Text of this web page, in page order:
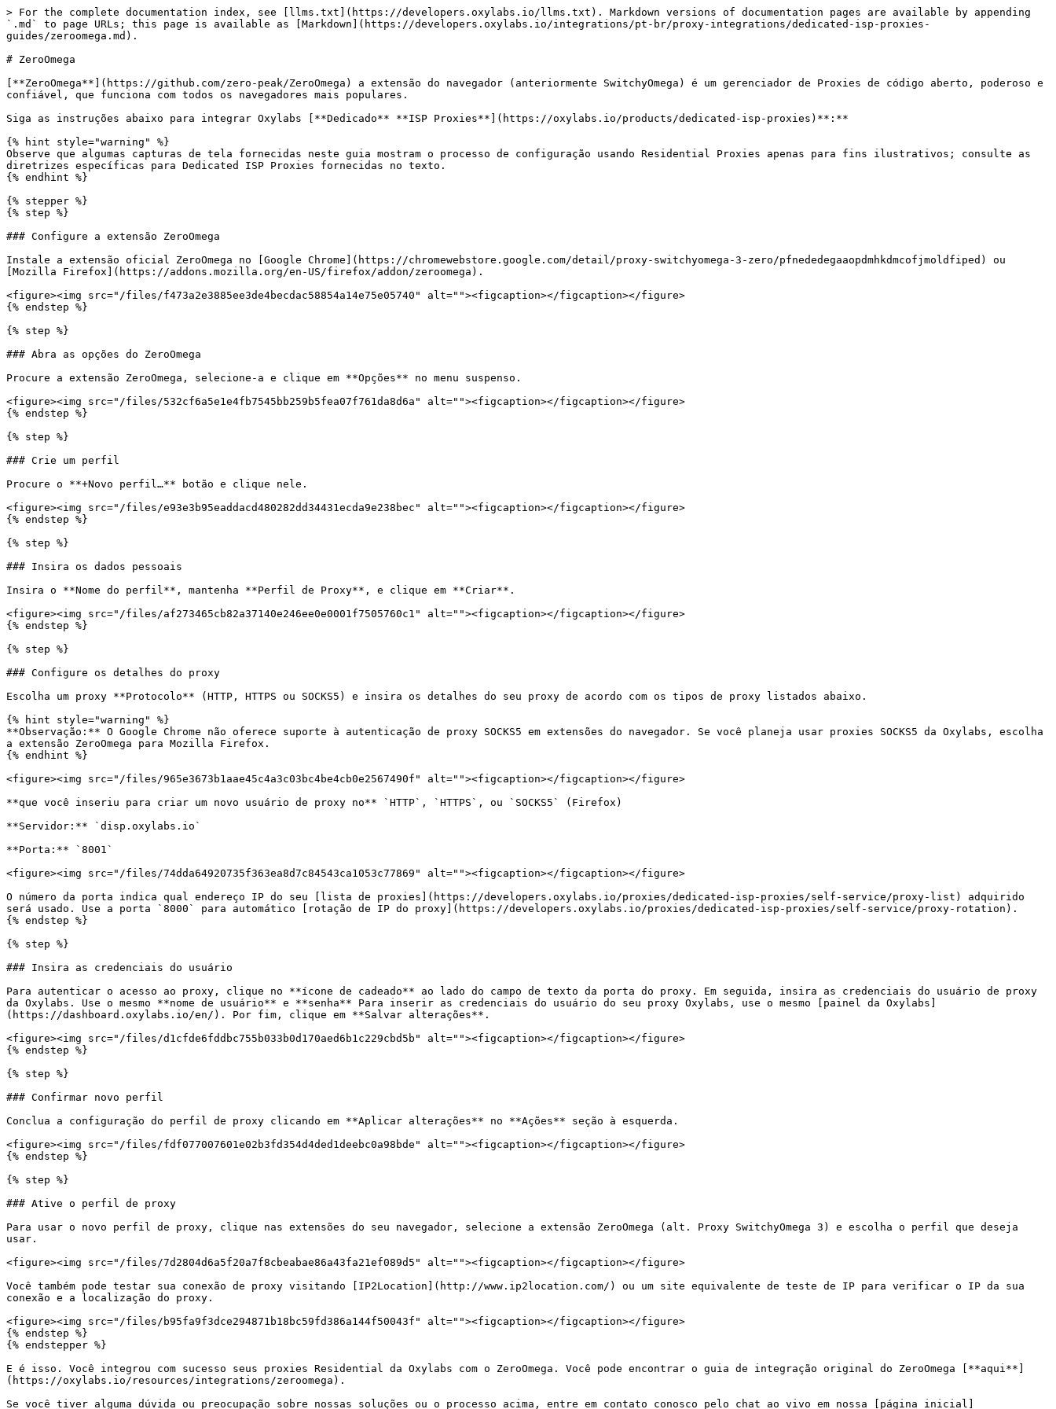
> For the complete documentation index, see [llms.txt](https://developers.oxylabs.io/llms.txt). Markdown versions of documentation pages are available by appending
`.md` to page URLs; this page is available as [Markdown](https://developers.oxylabs.io/integrations/pt-br/proxy-integrations/dedicated-isp-proxies-
guides/zeroomega.md).
# ZeroOmega
[**ZeroOmega**](https://github.com/zero-peak/ZeroOmega) a extensão do navegador (anteriormente SwitchyOmega) é um gerenciador de Proxies de código aberto, poderoso e
confiável, que funciona com todos os navegadores mais populares.
Siga as instruções abaixo para integrar Oxylabs [**Dedicado** **ISP Proxies**](https://oxylabs.io/products/dedicated-isp-proxies)**:**
{% hint style="warning" %}
Observe que algumas capturas de tela fornecidas neste guia mostram o processo de configuração usando Residential Proxies apenas para fins ilustrativos; consulte as
diretrizes específicas para Dedicated ISP Proxies fornecidas no texto.
{% endhint %}
{% stepper %}
{% step %}
### Configure a extensão ZeroOmega
Instale a extensão oficial ZeroOmega no [Google Chrome](https://chromewebstore.google.com/detail/proxy-switchyomega-3-zero/pfnededegaaopdmhkdmcofjmoldfiped) ou
[Mozilla Firefox](https://addons.mozilla.org/en-US/firefox/addon/zeroomega).
<figure><img src="/files/f473a2e3885ee3de4becdac58854a14e75e05740" alt=""><figcaption></figcaption></figure>
{% endstep %}
{% step %}
### Abra as opções do ZeroOmega
Procure a extensão ZeroOmega, selecione-a e clique em **Opções** no menu suspenso.
<figure><img src="/files/532cf6a5e1e4fb7545bb259b5fea07f761da8d6a" alt=""><figcaption></figcaption></figure>
{% endstep %}
{% step %}
### Crie um perfil
Procure o **+Novo perfil…** botão e clique nele.
<figure><img src="/files/e93e3b95eaddacd480282dd34431ecda9e238bec" alt=""><figcaption></figcaption></figure>
{% endstep %}
{% step %}
### Insira os dados pessoais
Insira o **Nome do perfil**, mantenha **Perfil de Proxy**, e clique em **Criar**.
<figure><img src="/files/af273465cb82a37140e246ee0e0001f7505760c1" alt=""><figcaption></figcaption></figure>
{% endstep %}
{% step %}
### Configure os detalhes do proxy
Escolha um proxy **Protocolo** (HTTP, HTTPS ou SOCKS5) e insira os detalhes do seu proxy de acordo com os tipos de proxy listados abaixo.
{% hint style="warning" %}
**Observação:** O Google Chrome não oferece suporte à autenticação de proxy SOCKS5 em extensões do navegador. Se você planeja usar proxies SOCKS5 da Oxylabs, escolha
a extensão ZeroOmega para Mozilla Firefox.
{% endhint %}
<figure><img src="/files/965e3673b1aae45c4a3c03bc4be4cb0e2567490f" alt=""><figcaption></figcaption></figure>
**que você inseriu para criar um novo usuário de proxy no** `HTTP`, `HTTPS`, ou `SOCKS5` (Firefox)
**Servidor:** `disp.oxylabs.io`
**Porta:** `8001`
<figure><img src="/files/74dda64920735f363ea8d7c84543ca1053c77869" alt=""><figcaption></figcaption></figure>
O número da porta indica qual endereço IP do seu [lista de proxies](https://developers.oxylabs.io/proxies/dedicated-isp-proxies/self-service/proxy-list) adquirido
será usado. Use a porta `8000` para automático [rotação de IP do proxy](https://developers.oxylabs.io/proxies/dedicated-isp-proxies/self-service/proxy-rotation).
{% endstep %}
{% step %}
### Insira as credenciais do usuário
Para autenticar o acesso ao proxy, clique no **ícone de cadeado** ao lado do campo de texto da porta do proxy. Em seguida, insira as credenciais do usuário de proxy
da Oxylabs. Use o mesmo **nome de usuário** e **senha** Para inserir as credenciais do usuário do seu proxy Oxylabs, use o mesmo [painel da Oxylabs]
(https://dashboard.oxylabs.io/en/). Por fim, clique em **Salvar alterações**.
<figure><img src="/files/d1cfde6fddbc755b033b0d170aed6b1c229cbd5b" alt=""><figcaption></figcaption></figure>
{% endstep %}
{% step %}
### Confirmar novo perfil
Conclua a configuração do perfil de proxy clicando em **Aplicar alterações** no **Ações** seção à esquerda.
<figure><img src="/files/fdf077007601e02b3fd354d4ded1deebc0a98bde" alt=""><figcaption></figcaption></figure>
{% endstep %}
{% step %}
### Ative o perfil de proxy
Para usar o novo perfil de proxy, clique nas extensões do seu navegador, selecione a extensão ZeroOmega (alt. Proxy SwitchyOmega 3) e escolha o perfil que deseja
usar.
<figure><img src="/files/7d2804d6a5f20a7f8cbeabae86a43fa21ef089d5" alt=""><figcaption></figcaption></figure>
Você também pode testar sua conexão de proxy visitando [IP2Location](http://www.ip2location.com/) ou um site equivalente de teste de IP para verificar o IP da sua
conexão e a localização do proxy.
<figure><img src="/files/b95fa9f3dce294871b18bc59fd386a144f50043f" alt=""><figcaption></figcaption></figure>
{% endstep %}
{% endstepper %}
E é isso. Você integrou com sucesso seus proxies Residential da Oxylabs com o ZeroOmega. Você pode encontrar o guia de integração original do ZeroOmega [**aqui**]
(https://oxylabs.io/resources/integrations/zeroomega).
Se você tiver alguma dúvida ou preocupação sobre nossas soluções ou o processo acima, entre em contato conosco pelo chat ao vivo em nossa [página inicial]